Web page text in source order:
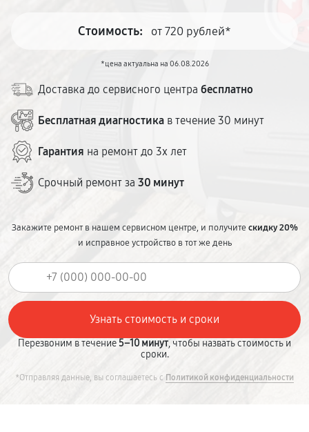
Стоимость: от 720 рублей*
*цена актуальна на 06.08.2026
Доставка до сервисного центра бесплатно
Бесплатная диагностика в течение 30 минут
Гарантия на ремонт до 3х лет
Срочный ремонт за 30 минут
Закажите ремонт в нашем сервисном центре, и получитескидку 20%
и исправное устройство в тот же день
Перезвоним в течение5–10 минут, чтобы назвать стоимость и
сроки.
*Отправляя данные, вы соглашаетесь с Политикой конфиденциальности